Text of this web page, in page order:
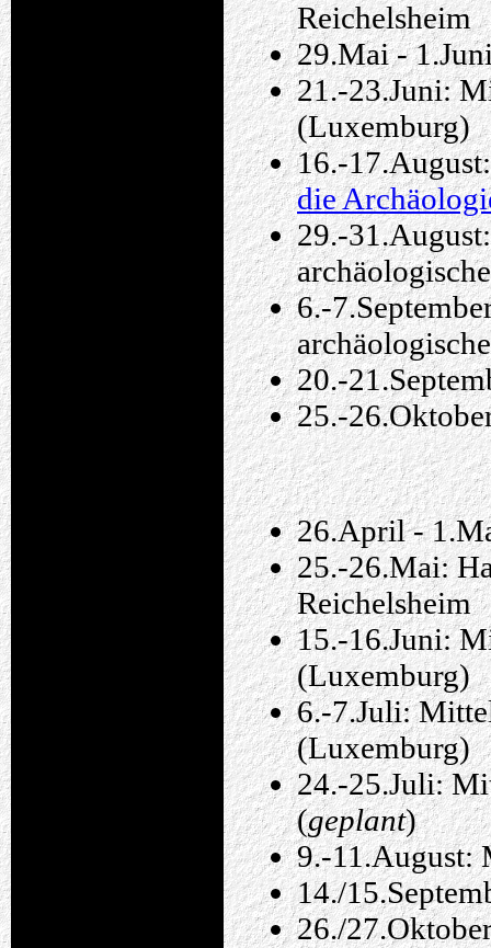
Reichelsheim
29.Mai -
21.-23.Juni:
(Luxemburg)
16.-
die
29.-
6.-
20.-
25.-
26.April -
25.-26.Mai:
Reichelsheim
15.-16.Juni:
(Luxemburg)
6.-7.Juli:
(Luxemburg)
24.-25.Juli:
(geplant)
9.-11.August:
14./
26./